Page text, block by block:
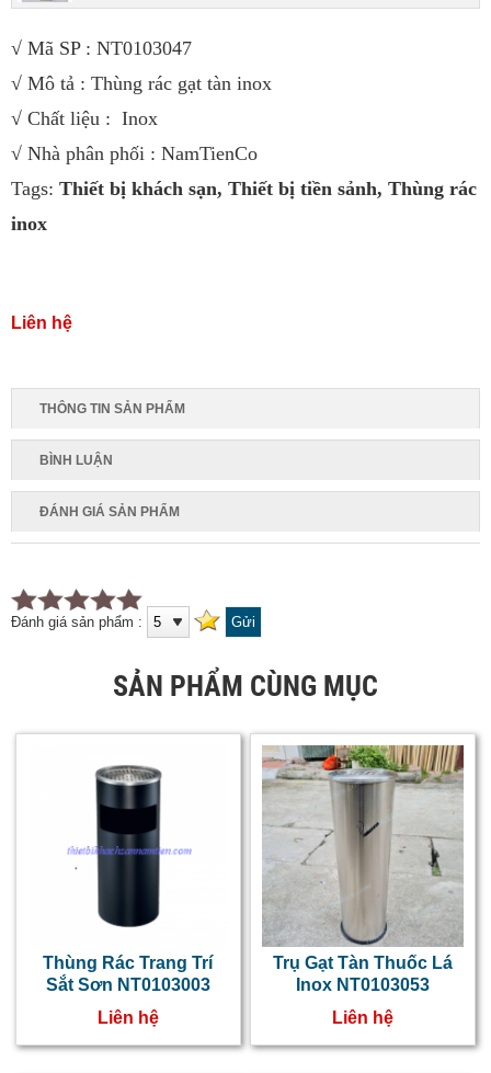
√ Mã SP : NT0103047
√ Mô tả : Thùng rác gạt tàn inox
√ Chất liệu : Inox
√ Nhà phân phối : NamTienCo
Tags: Thiết bị khách sạn, Thiết bị tiền sảnh, Thùng rác
inox
Liên hệ
THÔNG TIN SẢN PHẨM
BÌNH LUẬN
ĐÁNH GIÁ SẢN PHẨM
Đánh giá sản phẩm :
SẢN PHẨM CÙNG MỤC
Thùng Rác Trang Trí
Sắt Sơn NT0103003
Liên hệ
Trụ Gạt Tàn Thuốc Lá
Inox NT0103053
Liên hệ